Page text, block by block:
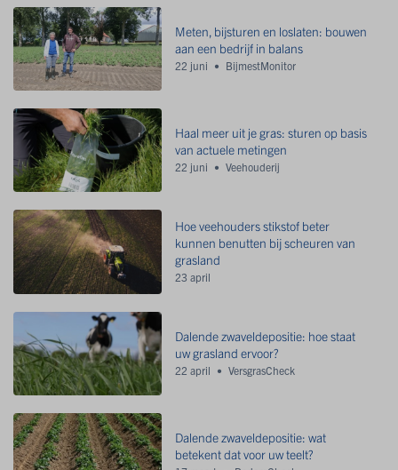
Meten, bijsturen en loslaten: bouwen
aan een bedrijf in balans
22 juni BijmestMonitor
Haal meer uit je gras: sturen op basis
van actuele metingen
22 juni Veehouderij
Hoe veehouders stikstof beter
kunnen benutten bij scheuren van
grasland
23 april
Dalende zwaveldepositie: hoe staat
uw grasland ervoor?
22 april VersgrasCheck
Dalende zwaveldepositie: wat
betekent dat voor uw teelt?